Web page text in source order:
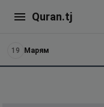
Quran.tj
19 Марям